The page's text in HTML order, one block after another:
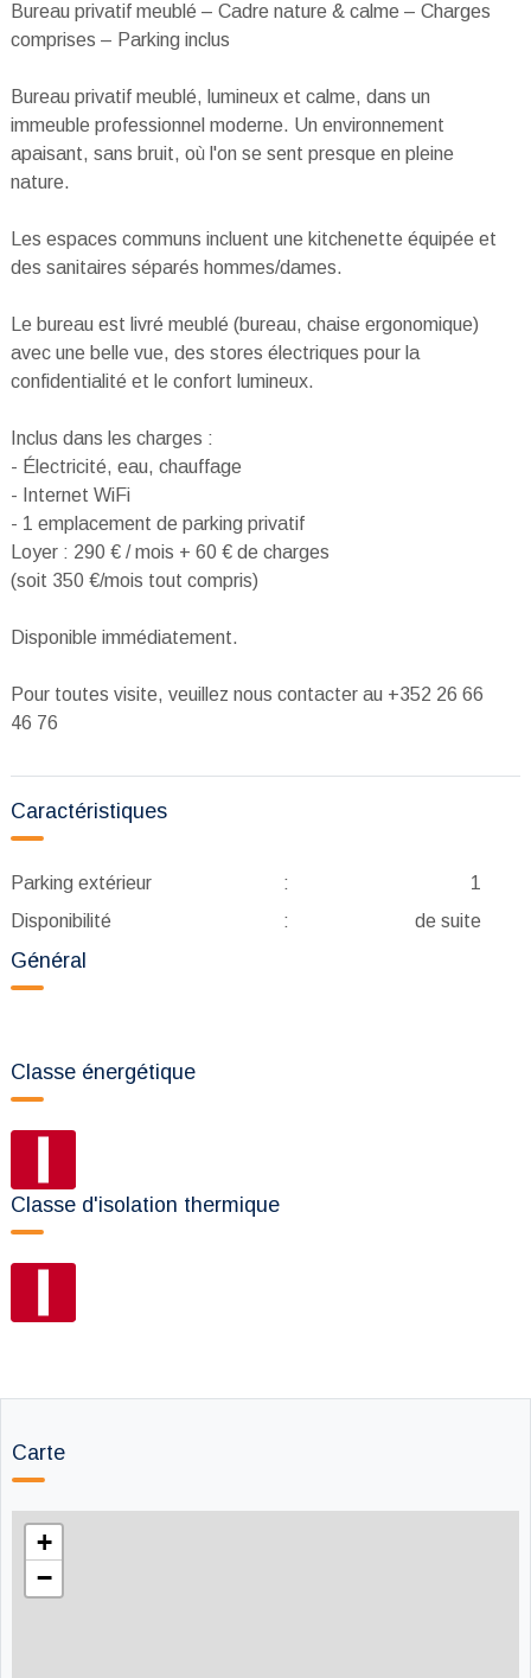
Bureau privatif meublé – Cadre nature & calme – Charges
comprises – Parking inclus
Bureau privatif meublé, lumineux et calme, dans un
immeuble professionnel moderne. Un environnement
apaisant, sans bruit, où l'on se sent presque en pleine
nature.
Les espaces communs incluent une kitchenette équipée et
des sanitaires séparés hommes/dames.
Le bureau est livré meublé (bureau, chaise ergonomique)
avec une belle vue, des stores électriques pour la
confidentialité et le confort lumineux.
Inclus dans les charges :
- Électricité, eau, chauffage
- Internet WiFi
- 1 emplacement de parking privatif
Loyer : 290 € / mois + 60 € de charges
(soit 350 €/mois tout compris)
Disponible immédiatement.
Pour toutes visite, veuillez nous contacter au +352 26 66
46 76
Caractéristiques
Parking extérieur :
1
Disponibilité
: de suite
Général
Classe énergétique
Classe d'isolation thermique
Carte
+
−